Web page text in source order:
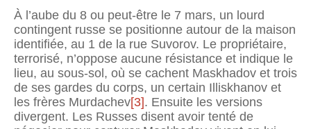
À l’aube du 8 ou peut-être le 7 mars, un lourd
contingent russe se positionne autour de la maison
identifiée, au 1 de la rue Suvorov. Le propriétaire,
terrorisé, n’oppose aucune résistance et indique le
lieu, au sous-sol, où se cachent Maskhadov et trois
de ses gardes du corps, un certain Illiskhanov et
les frères Murdachev[3]. Ensuite les versions
divergent. Les Russes disent avoir tenté de